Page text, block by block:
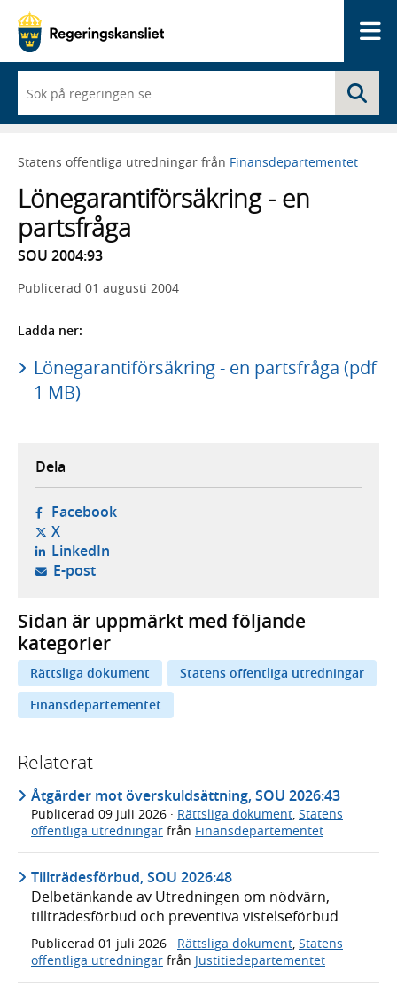
du
börjar
skriva
framträder
lista
med
sökförslag
Statens offentliga utredningar från Finansdepartementet
Lönegarantiförsäkring - en
partsfråga
SOU 2004:93
Publicerad 01 augusti 2004
Ladda ner:
Lönegarantiförsäkring - en partsfråga (pdf
1 MB)
Dela
Facebook- öppnas i ny flik, extern webbplats,
X- öppnas i ny flik, extern webbplats,
LinkedIn- öppnas i ny flik, extern webbplats,
E-post- öppnar din e-postklient,
Sidan är uppmärkt med följande
kategorier
Rättsliga dokument
Statens offentliga utredningar
Finansdepartementet
Relaterat
Åtgärder mot överskuldsättning, SOU 2026:43
Publicerad 09 juli 2026 · Rättsliga dokument, Statens
offentliga utredningar från Finansdepartementet
Tillträdesförbud, SOU 2026:48
Delbetänkande av Utredningen om nödvärn,
tillträdesförbud och preventiva vistelseförbud
Publicerad 01 juli 2026 · Rättsliga dokument Statens
offentliga utredningar från Justitiedepartementet